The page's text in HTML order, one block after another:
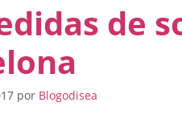
de
por Blogodisea